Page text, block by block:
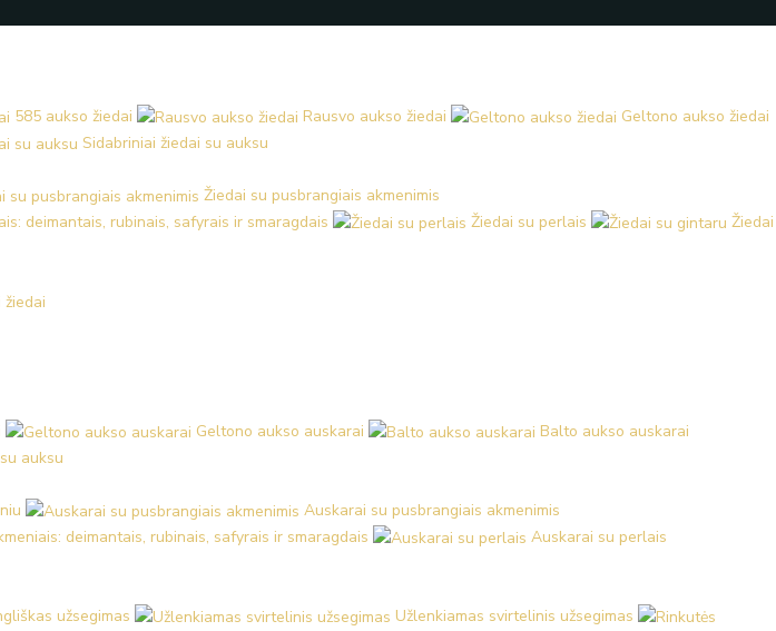
585 aukso žiedai Rausvo aukso žiedai
Geltono aukso žiedai
Sidabriniai žiedai su auksu
Žiedai su pusbrangiais akmenimis
deimantais, rubinais, safyrais ir smaragdais
Žiedai su perlais
Žiedai
Geltono aukso auskarai
Balto aukso auskarai
auksu
Auskarai su pusbrangiais akmenimis
deimantais, rubinais, safyrais ir smaragdais
Auskarai su perlais
užsegimas
Užlenkiamas svirtelinis užsegimas